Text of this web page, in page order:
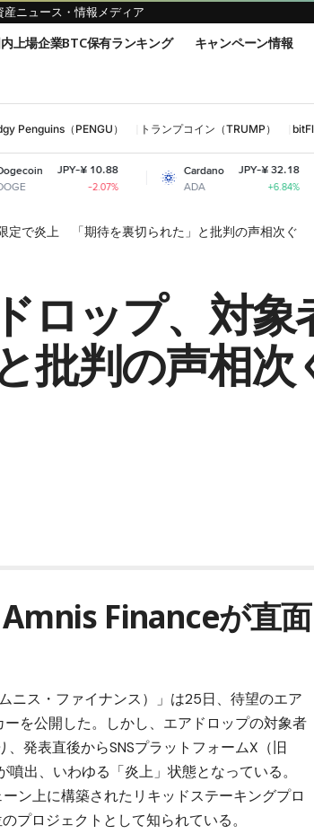
ニュース・情報メディア
上場企業BTC保有ランキング キャンペーン情報
Penguins（PENGU） トランプコイン（TRUMP）
10.88
-2.07%
Cardano
ADA
JPY-¥ 32.18
+6.84%
Shiba
SHIB
定で炎上 「期待を裏切られた」と批判の声相次ぐ
ロップ、対
批判の声相次
Financeが直面
ニス・ファイナンス） 」は25日、待望のエア
を公開した。しかし、エアドロップの対象者
発表直後からSNSプラットフォームX（旧
出、いわゆる「炎上」状態となっている。
ン上に構築されたリキッドステーキングプロ
プロジェクトとして知られている。